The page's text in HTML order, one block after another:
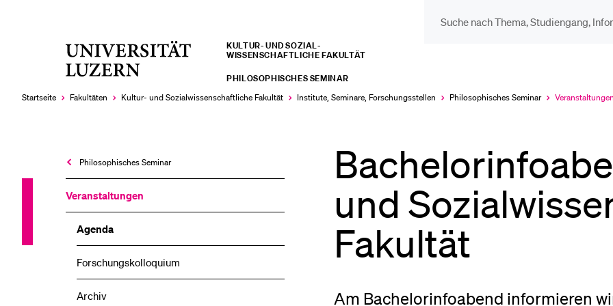
Universität
KULTUR- UND SOZIAL­­­
WISSENSCHAFTLICHE FAKULTÄT
PHILOSOPHISCHES SEMINAR
Startseite
Fakultäten Kultur- und Sozial­­wissenschaftliche Fakultät Institute, Seminare, Forschungsstellen Philosophisches Seminar
Aktuell
Veranstaltungen
Philosophisches Seminar
Veranstaltungen
Agenda
Forschungskolloquium
Archiv
und
Fakultät
Am Bachelorinfoabend informieren
LETZTE SUCHEN
Sie haben noch keine Suche getätigt.
DIE UNI FÜR…
Schulklassen und
Studien­interessierte
Studierende